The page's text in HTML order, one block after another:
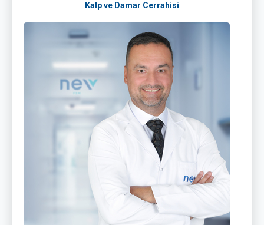
Kalp ve Damar Cerrahisi